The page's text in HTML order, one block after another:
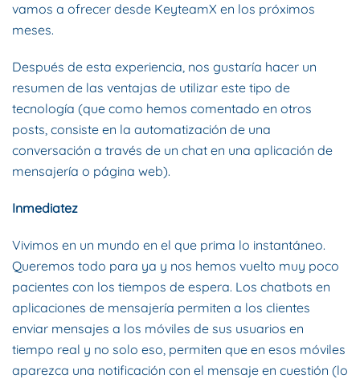
vamos a ofrecer desde KeyteamX en los próximos
meses.
Después de esta experiencia, nos gustaría hacer un
resumen de las ventajas de utilizar este tipo de
tecnología (que como hemos comentado en otros
posts, consiste en la automatización de una
conversación a través de un chat en una aplicación de
mensajería o página web).
Inmediatez
Vivimos en un mundo en el que prima lo instantáneo.
Queremos todo para ya y nos hemos vuelto muy poco
pacientes con los tiempos de espera. Los chatbots en
aplicaciones de mensajería permiten a los clientes
enviar mensajes a los móviles de sus usuarios en
tiempo real y no solo eso, permiten que en esos móviles
aparezca una notificación con el mensaje en cuestión (lo